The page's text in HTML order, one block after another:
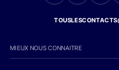
MIEUX NOUS CONNAITRE